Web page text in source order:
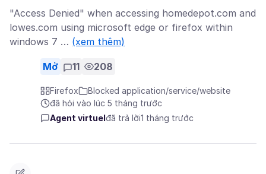
"Access Denied" when accessing homedepot.com and
lowes.com using microsoft edge or firefox within
windows 7 … (xem thêm)
Mở 11 208
Firefox
Blocked application/service/website
đã hỏi vào lúc 5 tháng trước
Agent virtuel đã trả lời1 tháng trước